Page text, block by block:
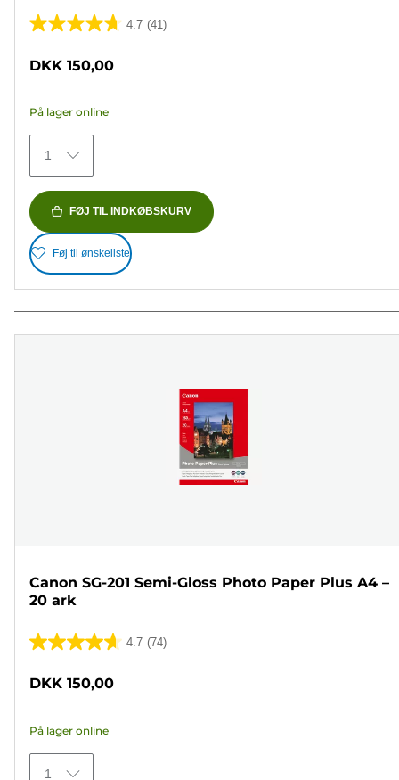
4.7 (41)
4.7
af
stjerner.
41
anmeldelser
DKK 150,00
På lager online
1
FØJ TIL INDKØBSKURV
Føj til ønskeliste
Canon SG-201 Semi-Gloss Photo Paper Plus A4 –
20 ark
4.7 (74)
4.7
stjerner.
74
DKK 150,00
På lager online
1